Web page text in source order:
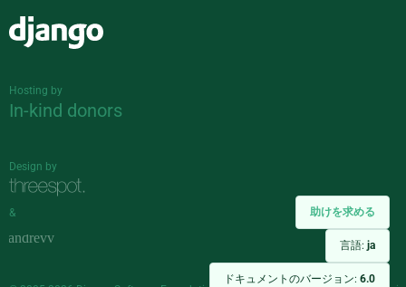
助けを求める
言語: ja
ドキュメントのバージョン: 6.0
Hosting by
In-kind donors
Design by
&